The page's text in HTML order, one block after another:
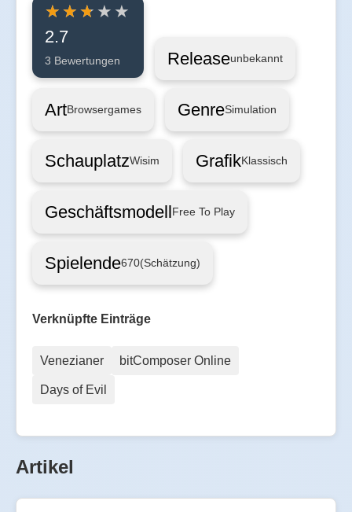
2.7
3 Bewertungen Releaseunbekannt
ArtBrowsergames GenreSimulation
SchauplatzWisim GrafikKlassisch
GeschäftsmodellFree To Play
Spielende670(Schätzung)
Verknüpfte Einträge
Venezianer bitComposer Online
Days of Evil
Artikel